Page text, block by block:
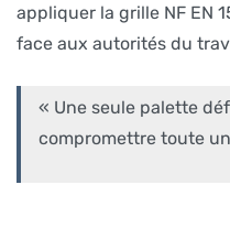
appliquer la grille NF EN
face aux autorités du
« Une seule palette
compromettre toute